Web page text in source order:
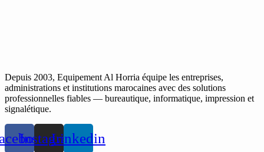
Depuis 2003, Equipement Al Horria équipe les entreprises,
administrations et institutions marocaines avec des solutions
professionnelles fiables — bureautique, informatique, impression et
signalétique.
InstagramLinkedin